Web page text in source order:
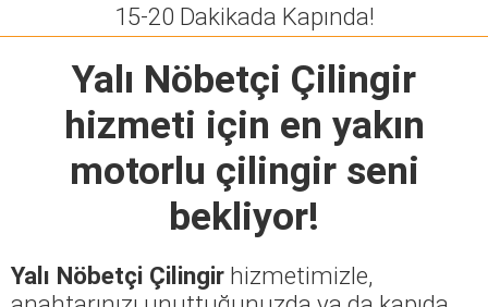
15-20 Dakikada Kapında!
Yalı Nöbetçi Çilingir
hizmeti için en yakın
motorlu çilingir seni
bekliyor!
Yalı Nöbetçi Çilingir hizmetimizle,